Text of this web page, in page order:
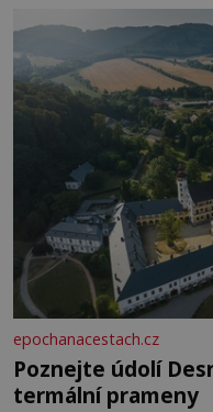
epochanacestach.cz
Poznejte údolí
termální prameny